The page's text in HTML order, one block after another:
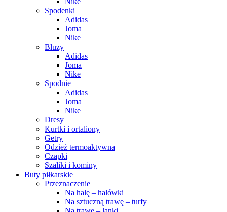
Spodenki
Adidas
Joma
Nike
Bluzy
Adidas
Joma
Nike
Spodnie
Adidas
Joma
Nike
Dresy
Kurtki i ortaliony
Getry
Odzież termoaktywna
Czapki
Szaliki i kominy
Buty piłkarskie
Przeznaczenie
Na halę – halówki
Na sztuczną trawę – turfy